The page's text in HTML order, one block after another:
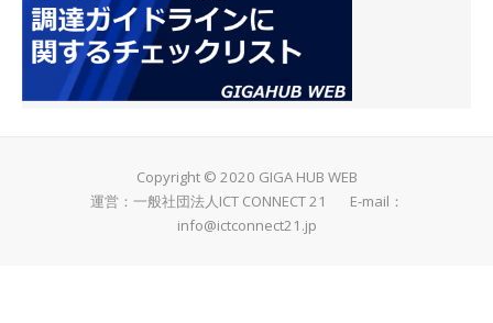
Copyright © 2020 GIGA HUB WEB
運営：一般社団法人ICT CONNECT 21 E-mail：
info@ictconnect21.jp